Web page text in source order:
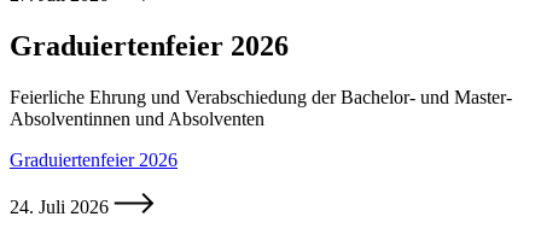
Graduiertenfeier 2026
Feierliche Ehrung und Verabschiedung der Bachelor- und Master-
Absolventinnen und Absolventen
Graduiertenfeier 2026
24. Juli 2026